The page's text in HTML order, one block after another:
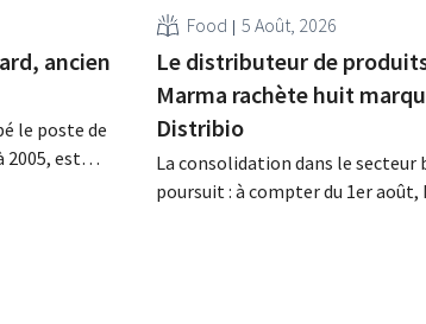
ancien
le poste de
2005, est
Food 5 Août, 2026
Le distributeur de
Marma rachète huit
Distribio
La consolidation dans le secteur
poursuit : à compter du 1er août,